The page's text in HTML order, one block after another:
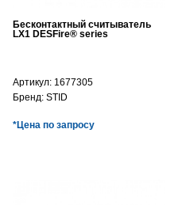
Бесконтактный считыватель
LX1 DESFire® series
Артикул: 1677305
Бренд: STID
*Цена по запросу